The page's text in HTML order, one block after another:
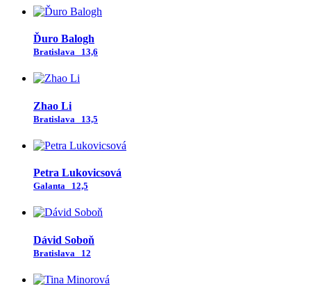
Ďuro Balogh
Bratislava 13,6
Zhao Li
Bratislava 13,5
Petra Lukovicsová
Galanta 12,5
Dávid Soboň
Bratislava 12